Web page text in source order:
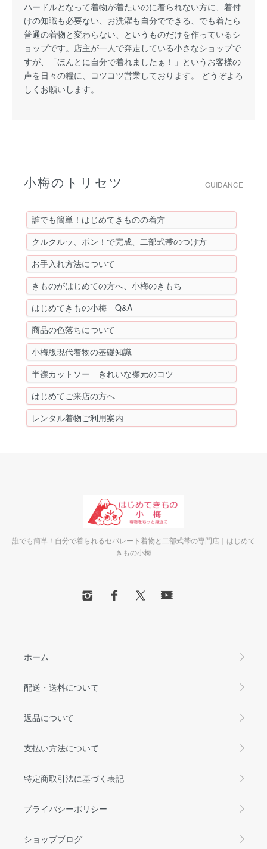
ハードルとなって着物が着たいのに着られない方に、着付
けの知識も必要ない、お洗濯も自分でできる、でも着たら
普通の着物と変わらない、というものだけを作っているシ
ョップです。店主が一人で奔走している小さなショップで
すが、「ほんとに自分で着れましたぁ！」というお客様の
声を日々の糧に、コツコツ営業しております。 どうぞよろ
しくお願いします。
小梅のトリセツ GUIDANCE
誰でも簡単！はじめてきものの着方
クルクルッ、ポン！で完成、二部式帯のつけ方
お手入れ方法について
きものがはじめての方へ、小梅のきもち
はじめてきもの小梅 Q&A
商品の色落ちについて
小梅版現代着物の基礎知識
半襟カットソー きれいな襟元のコツ
はじめてご来店の方へ
レンタル着物ご利用案内
誰でも簡単！自分で着られるセパレート着物と二部式帯の専門店｜はじめて
きもの小梅
ホーム
配送・送料について
返品について
支払い方法について
特定商取引法に基づく表記
プライバシーポリシー
ショップブログ